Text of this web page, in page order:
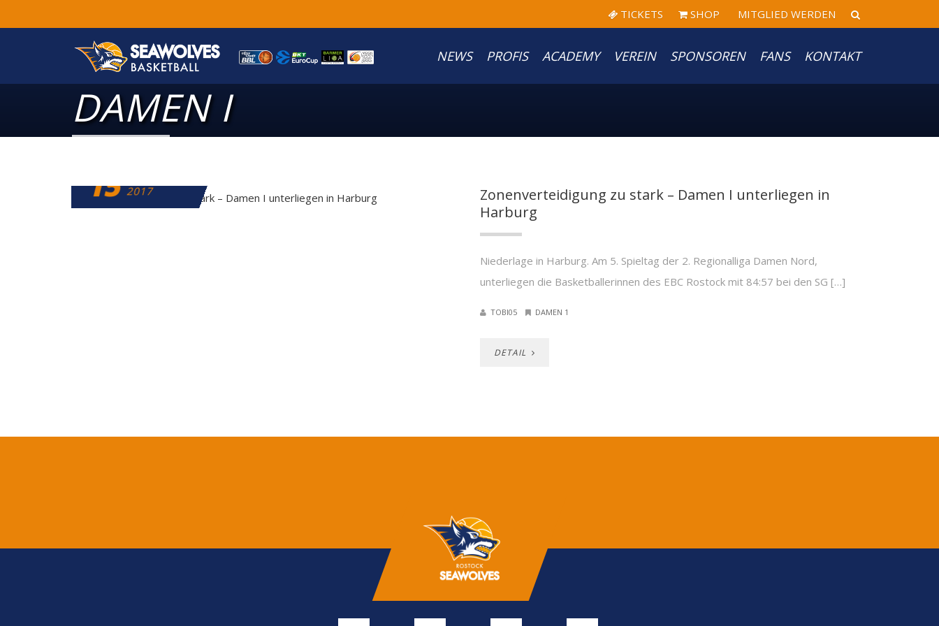
TICKETS SHOP MITGLIED WERDEN
NEWS PROFIS ACADEMY VEREIN SPONSOREN FANS KONTAKT
DAMEN I
15 2017
Zonenverteidigung zu stark – Damen I unterliegen in
Harburg
Niederlage in Harburg. Am 5. Spieltag der 2. Regionalliga Damen Nord,
unterliegen die Basketballerinnen des EBC Rostock mit 84:57 bei den SG […]
TOBI05 DAMEN 1
DETAIL